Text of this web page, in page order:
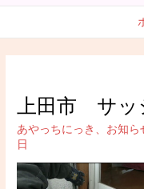
上田市 サッ
あやっちにっき お知ら
日